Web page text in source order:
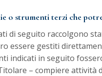
o strumenti terzi che
di seguito raccolgono
essere gestiti
indicati in seguito
– compiere